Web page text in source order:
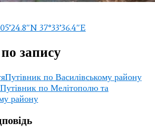
37°33’36.4″E
запису
Путівник по Василівському району
Путівник по Мелітополю та
району